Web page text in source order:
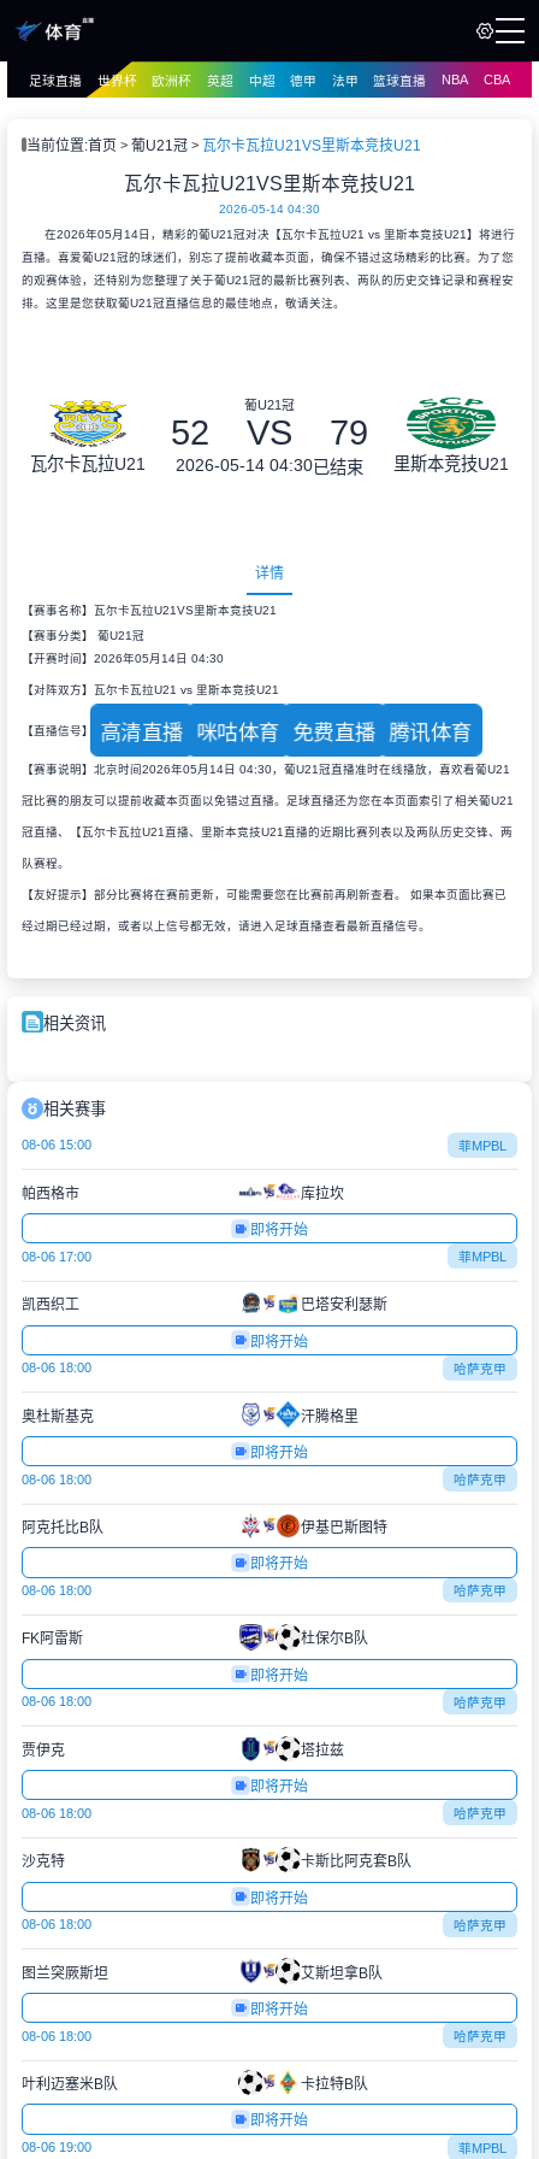
播
足球直播 世界杯 欧洲杯 英超 中超 德甲 法甲 篮球直播 NBA CBA
当前位置:首页 葡U21冠 瓦尔卡瓦拉U21VS里斯本竞技U21
瓦尔卡瓦拉U21VS里斯本竞技U21
2026-05-14 04:30
在2026年05月14日，精彩的葡U21冠对决【瓦尔卡瓦拉U21 vs 里斯本竞技U21】将进行
直播。喜爱葡U21冠的球迷们，别忘了提前收藏本页面，确保不错过这场精彩的比赛。为了您
的观赛体验，还特别为您整理了关于葡U21冠的最新比赛列表、两队的历史交锋记录和赛程安
排。这里是您获取葡U21冠直播信息的最佳地点，敬请关注。
瓦尔卡瓦拉U21
葡U21冠
52 VS 79
2026-05-14 04:30已结束 里斯本竞技U21
详情
【赛事名称】瓦尔卡瓦拉U21VS里斯本竞技U21
【赛事分类】 葡U21冠
【开赛时间】2026年05月14日 04:30
【对阵双方】瓦尔卡瓦拉U21 vs 里斯本竞技U21
【直播信号】 高清直播 咪咕体育 免费直播 腾讯体育
【赛事说明】北京时间2026年05月14日 04:30，葡U21冠直播准时在线播放，喜欢看葡U21
冠比赛的朋友可以提前收藏本页面以免错过直播。足球直播还为您在本页面索引了相关葡U21
冠直播、【瓦尔卡瓦拉U21直播、里斯本竞技U21直播的近期比赛列表以及两队历史交锋、两
队赛程。
【友好提示】部分比赛将在赛前更新，可能需要您在比赛前再刷新查看。 如果本页面比赛已
经过期已经过期，或者以上信号都无效，请进入足球直播查看最新直播信号。
相关资讯
相关赛事
08-06 15:00 菲MPBL
帕西格市 库拉坎
即将开始
08-06 17:00 菲MPBL
凯西织工 巴塔安利瑟斯
即将开始
08-06 18:00 哈萨克甲
奥杜斯基克 汗腾格里
即将开始
08-06 18:00 哈萨克甲
阿克托比B队 伊基巴斯图特
即将开始
08-06 18:00 哈萨克甲
FK阿雷斯 杜保尔B队
即将开始
08-06 18:00 哈萨克甲
贾伊克 塔拉兹
即将开始
08-06 18:00 哈萨克甲
沙克特 卡斯比阿克套B队
即将开始
08-06 18:00 哈萨克甲
图兰突厥斯坦 艾斯坦拿B队
即将开始
08-06 18:00 哈萨克甲
叶利迈塞米B队 卡拉特B队
即将开始
08-06 19:00 菲MPBL